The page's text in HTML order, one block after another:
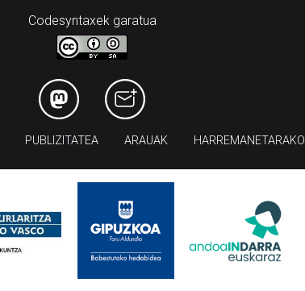
Codesyntaxek garatua
PUBLIZITATEA ARAUAK HARREMANETARAKO